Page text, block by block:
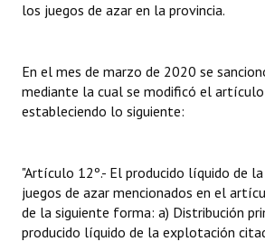
Resoluciones
Resoluciones de Presidencia
Antiguos Pobladores
Noticias Destacadas
los juegos de azar en la provincia.
En el mes de marzo de 2020 se
mediante la cual se modificó el
estableciendo lo siguiente:
"Artículo 12º.- El producido líquido de
juegos de azar mencionados en el
de la siguiente forma: a) Distribución
producido líquido de la explotación